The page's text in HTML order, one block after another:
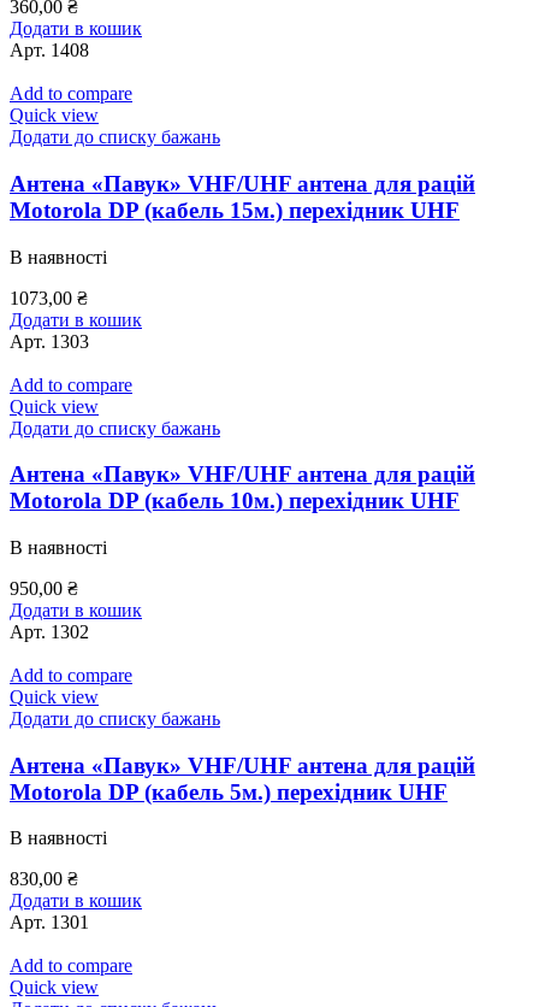
360,00 ₴
Додати в кошик
Арт. 1408
Add to compare
Quick view
Додати до списку бажань
Антена «Павук» VHF/UHF антена для рацій
Motorola DP (кабель 15м.) перехідник UHF
В наявності
1073,00 ₴
Додати в кошик
Арт. 1303
Add to compare
Quick view
Додати до списку бажань
Антена «Павук» VHF/UHF антена для рацій
Motorola DP (кабель 10м.) перехідник UHF
В наявності
950,00 ₴
Додати в кошик
Арт. 1302
Add to compare
Quick view
Додати до списку бажань
Антена «Павук» VHF/UHF антена для рацій
Motorola DP (кабель 5м.) перехідник UHF
В наявності
830,00 ₴
Додати в кошик
Арт. 1301
Add to compare
Quick view